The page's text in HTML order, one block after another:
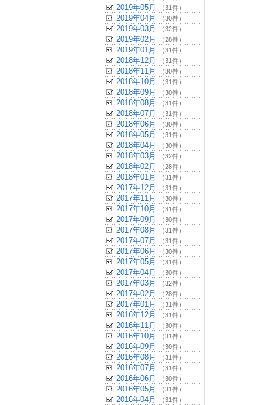
2019年05月 （31件）
2019年04月 （30件）
2019年03月 （32件）
2019年02月 （28件）
2019年01月 （31件）
2018年12月 （31件）
2018年11月 （30件）
2018年10月 （31件）
2018年09月 （30件）
2018年08月 （31件）
2018年07月 （31件）
2018年06月 （30件）
2018年05月 （31件）
2018年04月 （30件）
2018年03月 （32件）
2018年02月 （28件）
2018年01月 （31件）
2017年12月 （31件）
2017年11月 （30件）
2017年10月 （31件）
2017年09月 （30件）
2017年08月 （31件）
2017年07月 （31件）
2017年06月 （30件）
2017年05月 （31件）
2017年04月 （30件）
2017年03月 （32件）
2017年02月 （28件）
2017年01月 （31件）
2016年12月 （31件）
2016年11月 （30件）
2016年10月 （31件）
2016年09月 （30件）
2016年08月 （31件）
2016年07月 （31件）
2016年06月 （30件）
2016年05月 （31件）
2016年04月 （31件）